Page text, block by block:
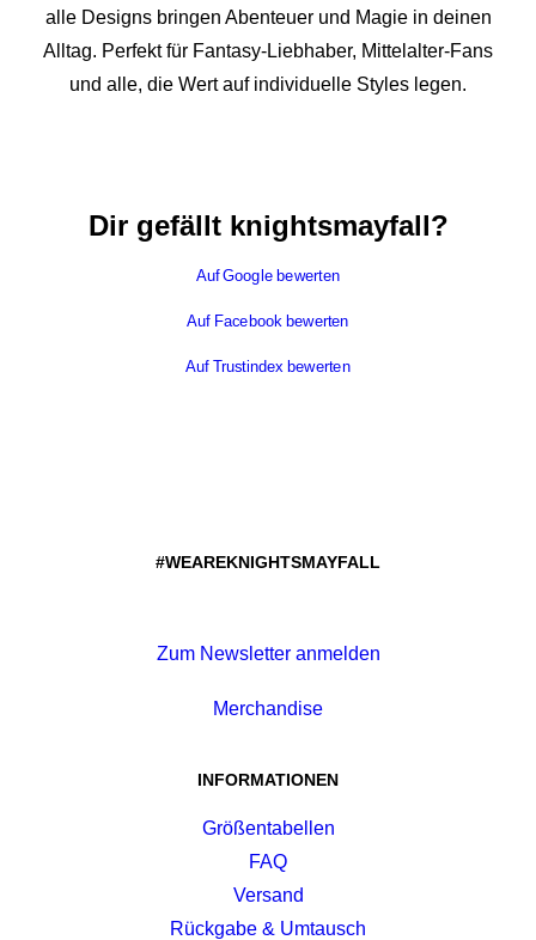
alle Designs bringen Abenteuer und Magie in deinen
Alltag. Perfekt für Fantasy-Liebhaber, Mittelalter-Fans
und alle, die Wert auf individuelle Styles legen.
Dir gefällt knightsmayfall?
Auf Google bewerten
Auf Facebook bewerten
Auf Trustindex bewerten
#WEAREKNIGHTSMAYFALL
Zum Newsletter anmelden
Merchandise
INFORMATIONEN
Größentabellen
FAQ
Versand
Rückgabe & Umtausch